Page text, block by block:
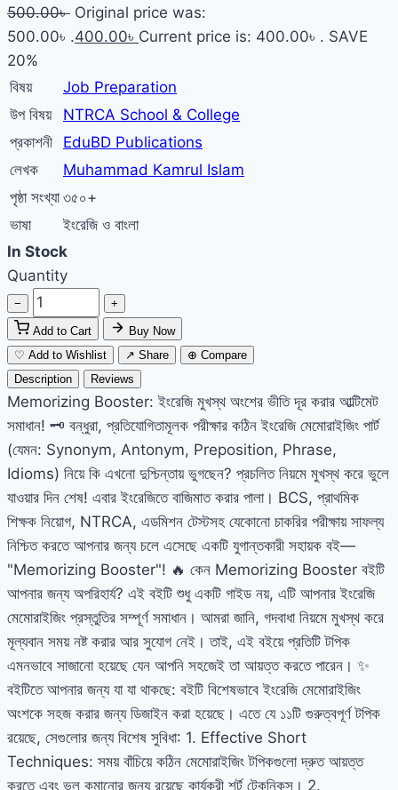
500.00৳ Original price was:
500.00৳ .400.00৳ Current price is: 400.00৳ . SAVE
20%
বিষয়
Job Preparation
উপ বিষয়
NTRCA School & College
প্রকাশনী
EduBD Publications
লেখক
Muhammad Kamrul Islam
পৃষ্ঠা সংখ্যা ৩৫০+
ভাষা
ইংরেজি ও বাংলা
In Stock
Quantity
− +
Add to Cart
Buy Now
♡ Add to Wishlist
↗ Share
⊕ Compare
Description
Reviews
Memorizing Booster: ইংরেজি মুখস্থ অংশের ভীতি দূর করার আল্টিমেট
সমাধান! 🗝️ বন্ধুরা, প্রতিযোগিতামূলক পরীক্ষার কঠিন ইংরেজি মেমোরাইজিং পার্ট
(যেমন: Synonym, Antonym, Preposition, Phrase,
Idioms) নিয়ে কি এখনো দুশ্চিন্তায় ভুগছেন? প্রচলিত নিয়মে মুখস্থ করে ভুলে
যাওয়ার দিন শেষ! এবার ইংরেজিতে বাজিমাত করার পালা। BCS, প্রাথমিক
শিক্ষক নিয়োগ, NTRCA, এডমিশন টেস্টসহ যেকোনো চাকরির পরীক্ষায় সাফল্য
নিশ্চিত করতে আপনার জন্য চলে এসেছে একটি যুগান্তকারী সহায়ক বই—
"Memorizing Booster"! 🔥 কেন Memorizing Booster বইটি
আপনার জন্য অপরিহার্য? এই বইটি শুধু একটি গাইড নয়, এটি আপনার ইংরেজি
মেমোরাইজিং প্রস্তুতির সম্পূর্ণ সমাধান। আমরা জানি, গদবাধা নিয়মে মুখস্থ করে
মূল্যবান সময় নষ্ট করার আর সুযোগ নেই। তাই, এই বইয়ে প্রতিটি টপিক
এমনভাবে সাজানো হয়েছে যেন আপনি সহজেই তা আয়ত্ত করতে পারেন। ✨
বইটিতে আপনার জন্য যা যা থাকছে: বইটি বিশেষভাবে ইংরেজি মেমোরাইজিং
অংশকে সহজ করার জন্য ডিজাইন করা হয়েছে। এতে যে ১১টি গুরুত্বপূর্ণ টপিক
রয়েছে, সেগুলোর জন্য বিশেষ সুবিধা: 1. Effective Short
Techniques: সময় বাঁচিয়ে কঠিন মেমোরাইজিং টপিকগুলো দ্রুত আয়ত্ত
করতে এবং ভুল কমানোর জন্য রয়েছে কার্যকরী শর্ট টেকনিকস। 2.